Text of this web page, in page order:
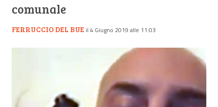
comunale
FERRUCCIO DEL BUE il 4 Giugno 2019 alle 11:03